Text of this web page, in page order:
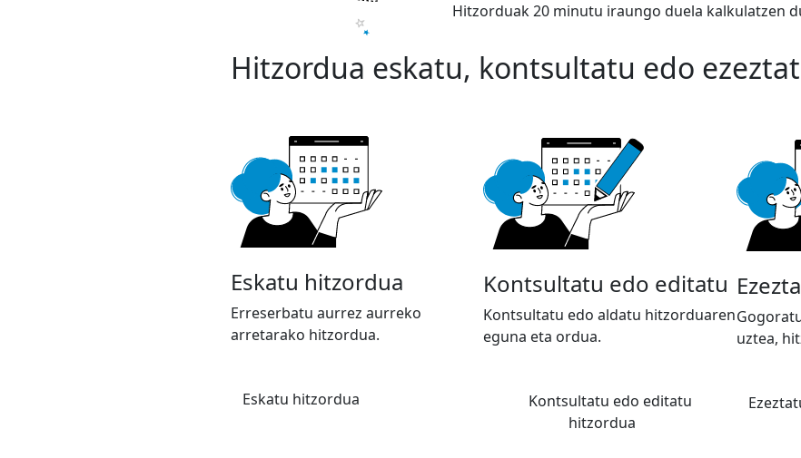
Hitzorduak 20 minutu iraungo duela kalkulatzen
Hitzordua eskatu, kontsultatu edo
Eskatu hitzordua
Erreserbatu aurrez aurreko
arretarako hitzordua.
Eskatu hitzordua
Kontsultatu edo editatu
Kontsultatu edo aldatu hitzorduaren
eguna eta ordua.
Kontsultatu edo editatu
hitzordua
uztea,